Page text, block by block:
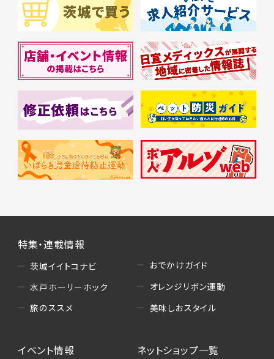
特集・連載情報
茨城イイトコナビ
水戸ホーリーホック
旅のススメ
おでかけガイド
オレンジリボン運動
美味しおスタイル
イベント情報
ネットショップ一覧